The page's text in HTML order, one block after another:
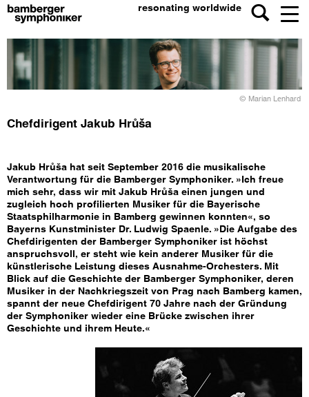
resonating worldwide
© Marian Lenhard
Chefdirigent Jakub Hrůša
Jakub Hrůša hat seit September 2016 die musikalische
Verantwortung für die Bamberger Symphoniker. »Ich freue
mich sehr, dass wir mit Jakub Hrůša einen jungen und
zugleich hoch profilierten Musiker für die Bayerische
Staatsphilharmonie in Bamberg gewinnen konnten«, so
Bayerns Kunstminister Dr. Ludwig Spaenle. »Die Aufgabe des
Chefdirigenten der Bamberger Symphoniker ist höchst
anspruchsvoll, er steht wie kein anderer Musiker für die
künstlerische Leistung dieses Ausnahme-Orchesters. Mit
Blick auf die Geschichte der Bamberger Symphoniker, deren
Musiker in der Nachkriegszeit von Prag nach Bamberg kamen,
spannt der neue Chefdirigent 70 Jahre nach der Gründung
der Symphoniker wieder eine Brücke zwischen ihrer
Geschichte und ihrem Heute.«